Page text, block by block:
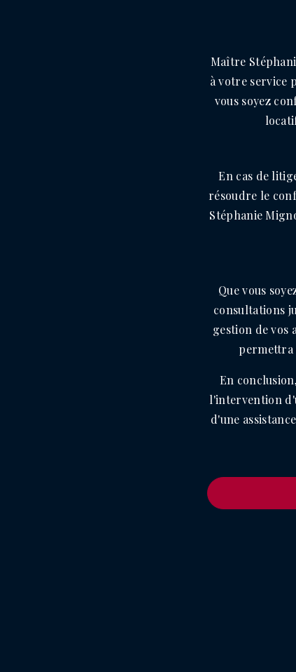
Maître
à votre service
vous soyez
En cas de
résoudre le
Stéphanie
Que vous
consultations
gestion de vos
permettra
En
l'intervention
d'une